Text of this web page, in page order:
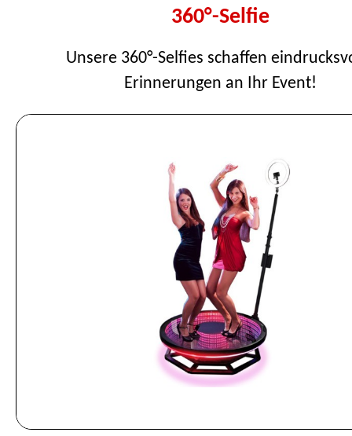
360°-Selfie
Unsere 360°-Selfies schaffen
Erinnerungen an Ihr Event!